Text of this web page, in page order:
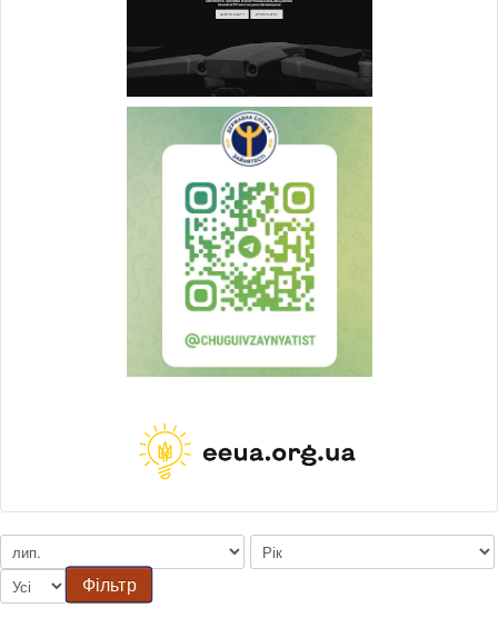
Фільтр